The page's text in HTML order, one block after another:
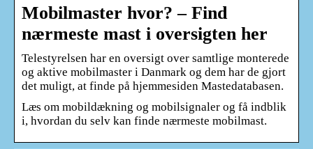
Mobilmaster hvor? – Find
nærmeste mast i oversigten her
Telestyrelsen har en oversigt over samtlige monterede
og aktive mobilmaster i Danmark og dem har de gjort
det muligt, at finde på hjemmesiden Mastedatabasen.
Læs om mobildækning og mobilsignaler og få indblik
i, hvordan du selv kan finde nærmeste mobilmast.